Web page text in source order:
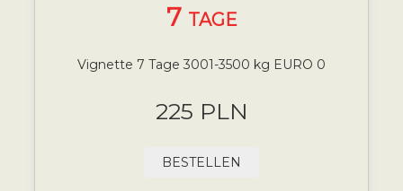
7 TAGE
Vignette 7 Tage 3001-3500 kg EURO 0
225 PLN
BESTELLEN